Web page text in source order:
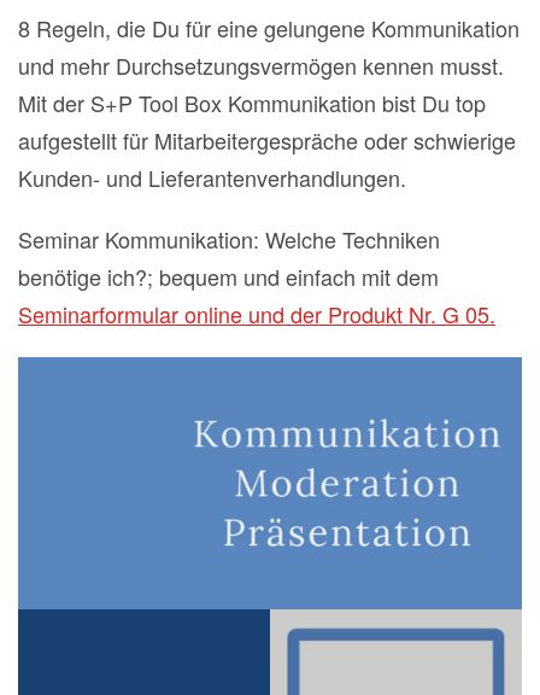
8 Regeln, die Du für eine gelungene Kommunikation
und mehr Durchsetzungsvermögen kennen musst.
Mit der S+P Tool Box Kommunikation bist Du top
aufgestellt für Mitarbeitergespräche oder schwierige
Kunden- und Lieferantenverhandlungen.
Seminar Kommunikation: Welche Techniken
benötige ich?; bequem und einfach mit dem
Seminarformular online und der Produkt Nr. G 05.